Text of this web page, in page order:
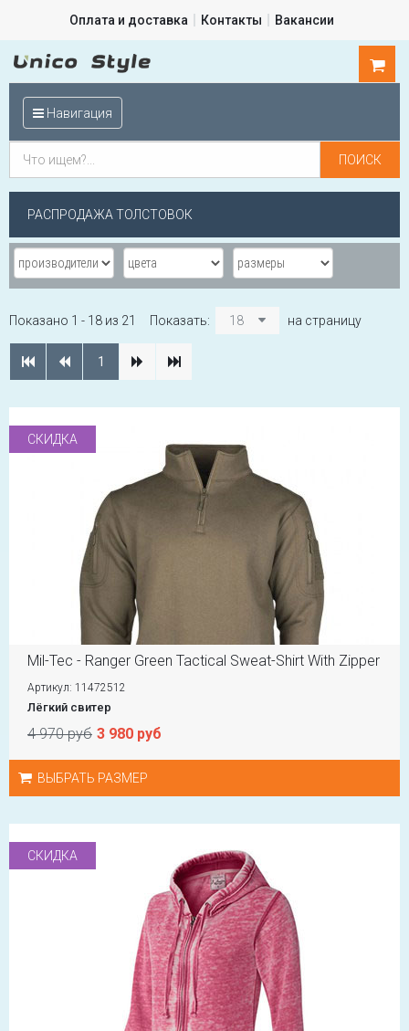
Оплата и доставка Контакты Вакансии
Навигация
РАСПРОДАЖА ТОЛСТОВОК
Показано 1 - 18 из 21 Показать: 18 на страницу
1
СКИДКА
Mil-Tec - Ranger Green Tactical Sweat-Shirt With Zipper
Артикул: 11472512
Лёгкий свитер
4 970 руб 3 980 руб
ВЫБРАТЬ РАЗМЕР
СКИДКА